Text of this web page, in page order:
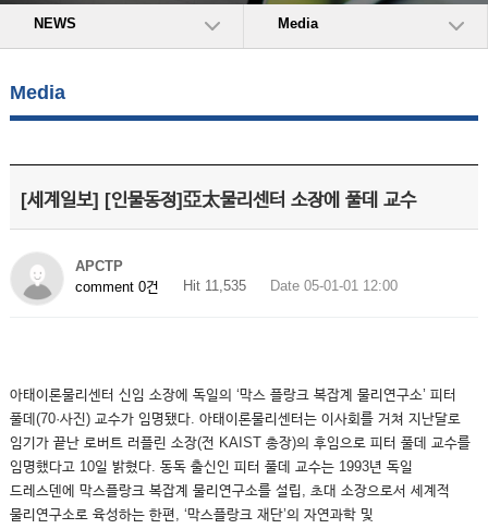
NEWS Media
Media
[세계일보] [인물동정]亞太물리센터 소장에 풀데 교수
APCTP
comment 0건
Hit 11,535 Date 05-01-01 12:00
아태이론물리센터 신임 소장에 독일의 ‘막스 플랑크 복잡계 물리연구소’ 피터
풀데(70·사진) 교수가 임명됐다. 아태이론물리센터는 이사회를 거쳐 지난달로
임기가 끝난 로버트 러플린 소장(전 KAIST 총장)의 후임으로 피터 풀데 교수를
임명했다고 10일 밝혔다. 동독 출신인 피터 풀데 교수는 1993년 독일
드레스덴에 막스플랑크 복잡계 물리연구소를 설립, 초대 소장으로서 세계적
물리연구소로 육성하는 한편, ‘막스플랑크 재단’의 자연과학 및